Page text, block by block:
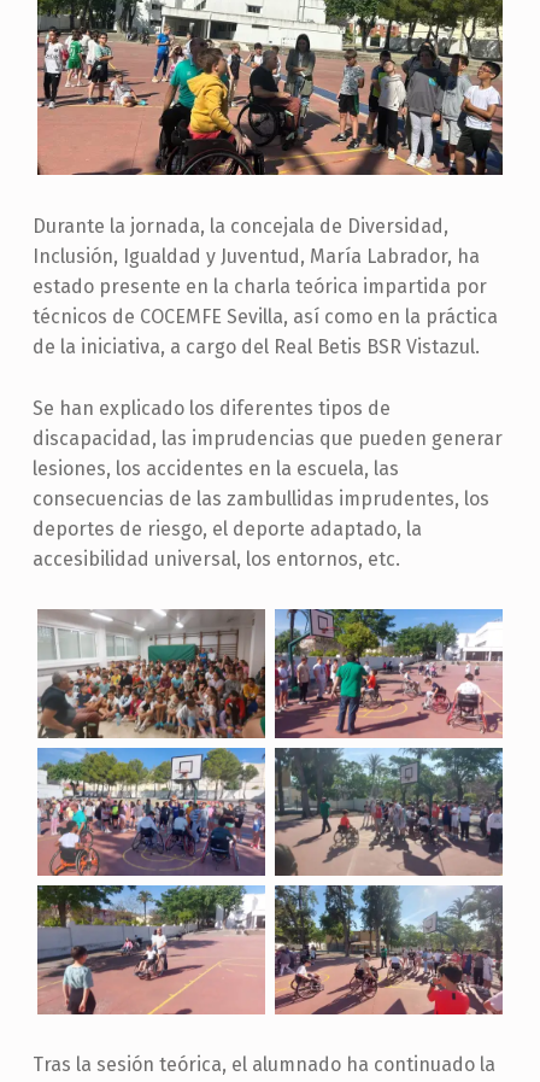
Durante la jornada, la concejala de Diversidad,
Inclusión, Igualdad y Juventud, María Labrador, ha
estado presente en la charla teórica impartida por
técnicos de COCEMFE Sevilla, así como en la práctica
de la iniciativa, a cargo del Real Betis BSR Vistazul.
Se han explicado los diferentes tipos de
discapacidad, las imprudencias que pueden generar
lesiones, los accidentes en la escuela, las
consecuencias de las zambullidas imprudentes, los
deportes de riesgo, el deporte adaptado, la
accesibilidad universal, los entornos, etc.
Tras la sesión teórica, el alumnado ha continuado la